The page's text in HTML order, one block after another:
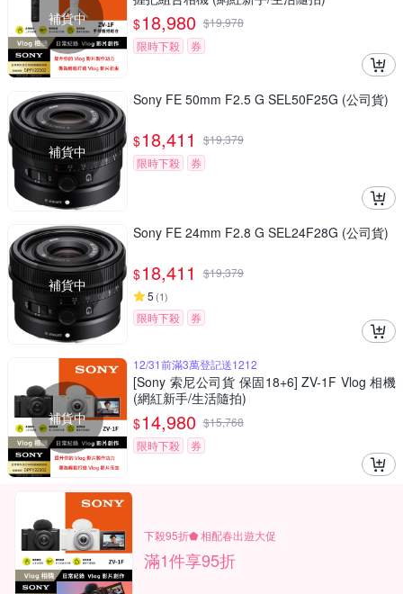
補貨中
$18,980 $19,978
限時下殺
券
補貨中
Sony FE 50mm F2.5 G SEL50F25G (公司貨)
$18,411 $19,379
限時下殺
券
補貨中
Sony FE 24mm F2.8 G SEL24F28G (公司貨)
$18,411 $19,379
5 (1)
限時下殺 券
補貨中
12/31前滿3萬登記送1212
[Sony 索尼公司貨 保固18+6] ZV-1F Vlog 相機
(網紅新手/生活隨拍)
$14,980 $15,768
限時下殺
券
下殺95折⬟ 相配春出遊大促
滿1件享95折